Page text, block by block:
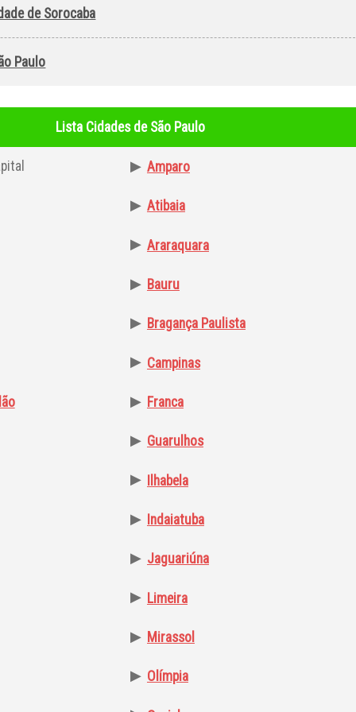
de Sorocaba
Paulo
Lista Cidades de São Paulo
▶ Amparo
▶ Atibaia
▶ Araraquara
▶ Bauru
▶ Bragança Paulista
▶ Campinas
▶ Franca
▶ Guarulhos
▶ Ilhabela
▶ Indaiatuba
▶ Jaguariúna
▶ Limeira
▶ Mirassol
▶ Olímpia